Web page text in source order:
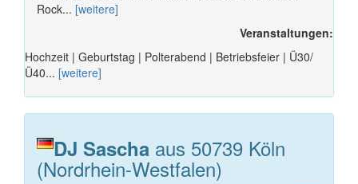
Rock... [weitere]
Veranstaltungen:
Hochzeit | Geburtstag | Polterabend | Betriebsfeier | Ü30/
Ü40... [weitere]
DJ Sascha aus 50739 Köln
(Nordrhein-Westfalen)